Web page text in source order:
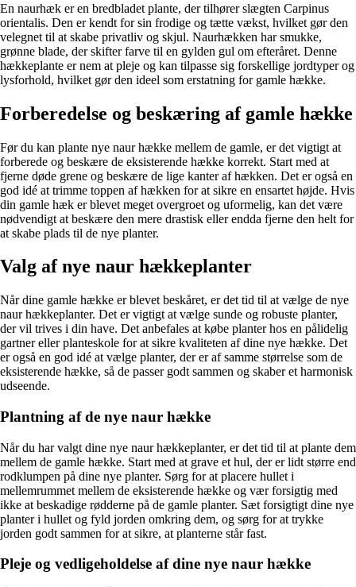
En naurhæk er en bredbladet plante, der tilhører slægten Carpinus
orientalis. Den er kendt for sin frodige og tætte vækst, hvilket gør den
velegnet til at skabe privatliv og skjul. Naurhækken har smukke,
grønne blade, der skifter farve til en gylden gul om efteråret. Denne
hækkeplante er nem at pleje og kan tilpasse sig forskellige jordtyper og
lysforhold, hvilket gør den ideel som erstatning for gamle hække.
Forberedelse og beskæring af gamle hække
Før du kan plante nye naur hække mellem de gamle, er det vigtigt at
forberede og beskære de eksisterende hække korrekt. Start med at
fjerne døde grene og beskære de lige kanter af hækken. Det er også en
god idé at trimme toppen af hækken for at sikre en ensartet højde. Hvis
din gamle hæk er blevet meget overgroet og uformelig, kan det være
nødvendigt at beskære den mere drastisk eller endda fjerne den helt for
at skabe plads til de nye planter.
Valg af nye naur hækkeplanter
Når dine gamle hække er blevet beskåret, er det tid til at vælge de nye
naur hækkeplanter. Det er vigtigt at vælge sunde og robuste planter,
der vil trives i din have. Det anbefales at købe planter hos en pålidelig
gartner eller planteskole for at sikre kvaliteten af dine nye hække. Det
er også en god idé at vælge planter, der er af samme størrelse som de
eksisterende hække, så de passer godt sammen og skaber et harmonisk
udseende.
Plantning af de nye naur hække
Når du har valgt dine nye naur hækkeplanter, er det tid til at plante dem
mellem de gamle hække. Start med at grave et hul, der er lidt større end
rodklumpen på dine nye planter. Sørg for at placere hullet i
mellemrummet mellem de eksisterende hække og vær forsigtig med
ikke at beskadige rødderne på de gamle planter. Sæt forsigtigt dine nye
planter i hullet og fyld jorden omkring dem, og sørg for at trykke
jorden godt sammen for at sikre, at planterne står fast.
Pleje og vedligeholdelse af dine nye naur hække